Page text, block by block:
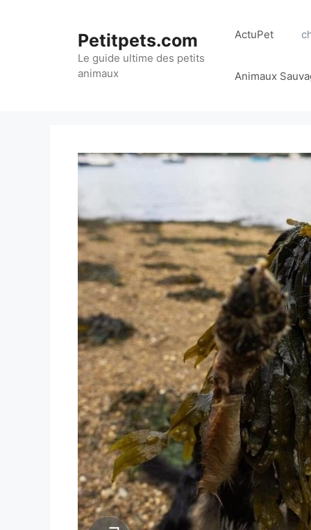
Petitpets.com
Le guide ultime des petits
animaux
ActuPet
Animaux